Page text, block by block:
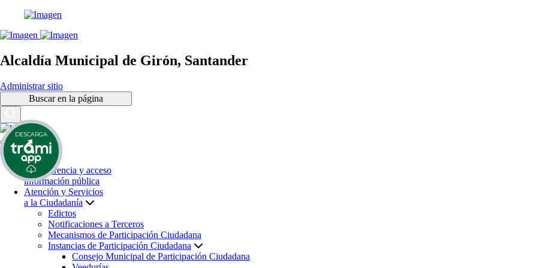
Alcaldía Municipal de Girón, Santander
Administrar sitio
Buscar en la página
Inicio
Transparencia y acceso
información pública
Atención y Servicios
a la Ciudadanía
Edictos
Notificaciones a Terceros
Mecanismos de Participación Ciudadana
Instancias de Participación Ciudadana
Consejo Municipal de Participación Ciudadana
DESCARGA